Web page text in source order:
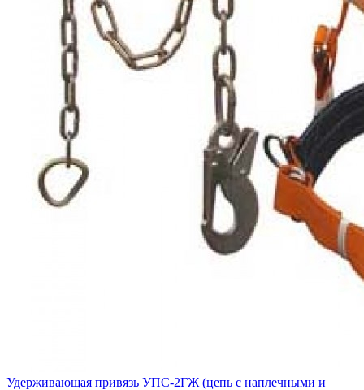
Удерживающая привязь УПС-2ГЖ (цепь с наплечными и